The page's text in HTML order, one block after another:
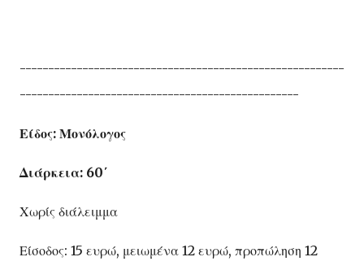
---------------------------------------------------------
-------------------------------------------------
Είδος: Μονόλογος
Διάρκεια: 60΄
Χωρίς διάλειμμα
Είσοδος: 15 ευρώ, μειωμένα 12 ευρώ, προπώληση 12